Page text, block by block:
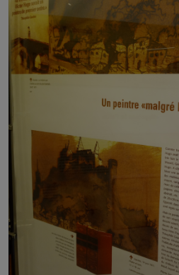
Poème rédigé en allemand par
le
Luxemburger Zeitung , musée
personnelle